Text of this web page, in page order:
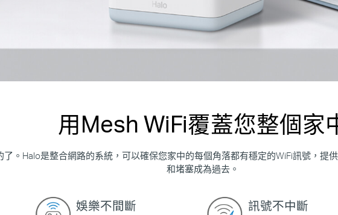
用Mesh WiFi覆蓋您整個家
。Halo是整合網路的系統，可以確保您家中的每個角落都有穩定的WiFi訊號，提
和堵塞成為過去。
娛樂不間斷 訊號不中斷